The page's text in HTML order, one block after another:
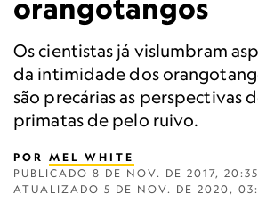
orangotangos
Os cientistas já vislumbram
da intimidade dos
são precárias as perspectivas
primatas de pelo ruivo.
POR MEL WHITE
PUBLICADO 8 DE NOV. DE 2017, 20:35
ATUALIZADO 5 DE NOV. DE 2020,